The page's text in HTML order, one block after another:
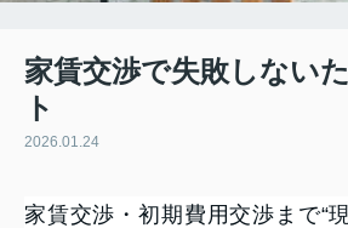
家賃交渉で失敗しない
ト
2026.01.24
家賃交渉・初期費用交渉まで“